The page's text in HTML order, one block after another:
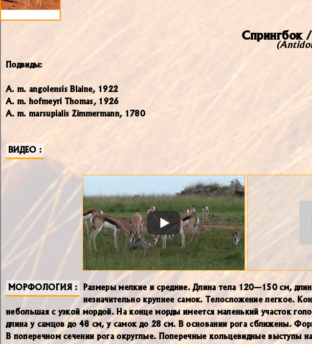
Спрингбок
Подвиды:
A. m. angolensis Blaine, 1922
A. m. hofmeyri Thomas, 1926
A. m. marsupialis Zimmermann, 1780
ВИДЕО
МОРФОЛОГИЯ Размеры мелкие и средние. Длина тела 120—150 см,
незначительно крупнее самок. Телосложение легкое.
небольшая с узкой мордой. На конце морды имеется маленький участок
длина у самцов до 48 см, у самок до 28 см. В основании рога сближены.
В поперечном сечении рога округлые. Поперечные кольцевидные выступы